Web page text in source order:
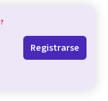
?
Registrarse